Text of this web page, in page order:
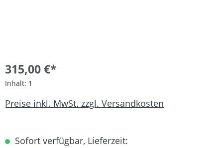
315,00 €*
Inhalt: 1
Preise inkl. MwSt. zzgl. Versandkosten
Sofort verfügbar, Lieferzeit: